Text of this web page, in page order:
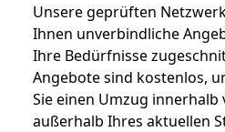
Unsere geprüften
Ihnen unverbindliche
Ihre Bedürfnisse
Angebote sind kostenlos,
Sie einen Umzug innerhalb
außerhalb Ihres aktuellen